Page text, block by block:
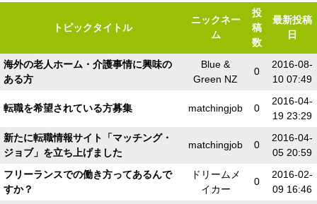
トピックタイトル
ニックネー
ム
投
稿
数
最新投稿
日
海外の老人ホーム・介護事情に興味の
ある方
Blue &
Green NZ
0
2016-08-
10 07:49
転職を希望されている方募集 matchingjob 0
2016-04-
19 23:29
新たに転職情報サイト「マッチング・
ジョブ」を立ち上げました
matchingjob 0
2016-04-
05 20:59
フリーランスでの働き方ってあるんで
すか？
ドリームメ
イカー
0
2016-02-
09 16:46